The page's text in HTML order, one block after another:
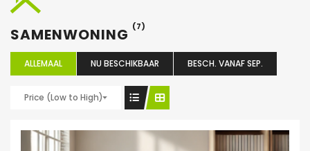
SAMENWONING (7)
ALLEMAAL NU BESCHIKBAAR BESCH. VANAF SEP.
Price (Low to High)